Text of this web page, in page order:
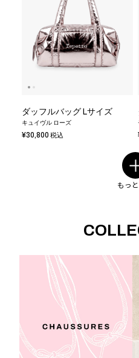
ダッフルバッグ Lサイズ
キュイヴル ローズ
¥30,800 税込
もっ